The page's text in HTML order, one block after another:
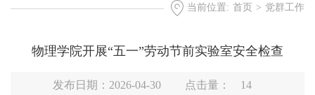
当前位置: 首页 > 党群工作
物理学院开展“五一”劳动节前实验室安全检查
发布日期：2026-04-30 点击量： 14